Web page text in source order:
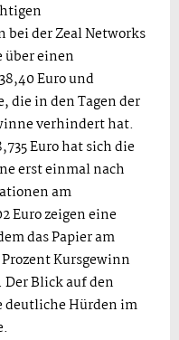
der Zeal Networks
einen
Euro und
die in den Tagen der
verhindert hat.
Euro hat sich die
erst einmal nach
am
Euro zeigen eine
das Papier am
Kursgewinn
Der Blick auf den
deutliche Hürden im